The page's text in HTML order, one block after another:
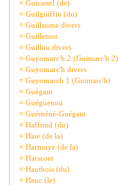
¤ Guicastel (de)
¤ Guilguiffin (du)
¤ Guillaume divers
¤ Guillemot
¤ Guillou divers
¤ Guyomarc'h 2 (Guimarc'h 2)
¤ Guyomarc'h divers
¤ Guyomarch 1 (Guimarc'h)
¤ Guégant
¤ Guéguenou
¤ Guéméné-Guégant
¤ Haffond (du)
¤ Haie (de la)
¤ Harmoye (de la)
¤ Harscoet
¤ Hautbois (du)
¤ Heuc (le)